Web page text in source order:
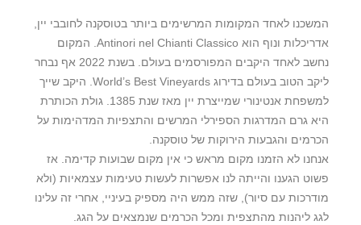
המשכנו לאחד המקומות המרשימים ביותר בטוסקנה לחובבי יין,
אדריכלות ונוף הוא Antinori nel Chianti Classico. המקום
נחשב לאחד היקבים המפורסמים בעולם. בשנת 2022 אף נבחר
ליקב הטוב בעולם בדירוג World’s Best Vineyards. היקב שייך
למשפחת אנטינורי שמייצרת יין מאז שנת 1385. גולת הכותרת
היא גרם המדרגות הספירלי המרשים והתצפיות המדהימות על
הכרמים והגבעות הירוקות של טוסקנה.
אנחנו לא הזמנו מקום מראש כי אין מקום שבועות קדימה. אז
פשוט הגענו והייתה לנו אפשרות לעשות טעימות עצמאיות (ולא
מודרכות עם סיור), שזה ממש היה מספיק בעיניי, אחרי זה עלינו
לגג ליהנות מהתצפית ומכל הכרמים שנמצאים על הגג.